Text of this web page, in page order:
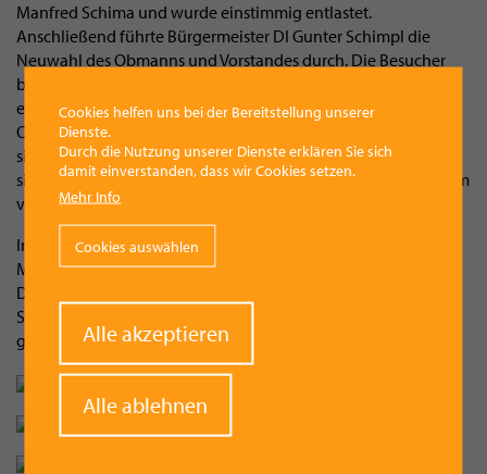
Manfred Schima und wurde einstimmig entlastet.
Anschließend führte Bürgermeister DI Gunter Schimpl die
Neuwahl des Obmanns und Vorstandes durch. Die Besucher
bestätigten Ing. Markus Müller sowie den gesamten Vorstand
erneut. Bürgermeister DI Gunter Schimpl sowie Robert
Oberfrank von der WKO-Gmunden gratulierten und freuten
sich über die gute Zusammenarbeit in der Vergangenheit und
sind überzeugt, dass auch in Zukunft tolle Projekte gemeinsam
verwirklicht werden können.
Ing. Markus Müller ehrte zum Schluss noch 14 langjährige
Mitglieder für 10, 20 und 30 Jahre Werbering-Mitgliedschaft.
Der gelungene Abend klang mit Evergreens von Günter
Schiller und regionalen Schmankerln von Jo’s Restaurant
gemütlich aus.
Cookies helfen uns bei der Bereitstellung unserer
Dienste.
Durch die Nutzung unserer Dienste erklären Sie sich
damit einverstanden, dass wir Cookies setzen.
Mehr Info
Cookies auswählen
Alle akzeptieren
Alle ablehnen